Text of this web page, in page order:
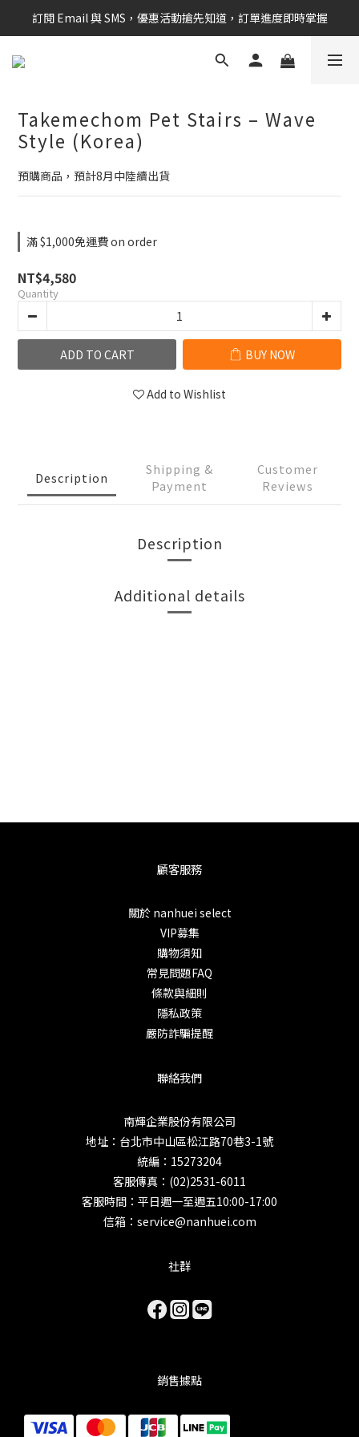
新會員享$100購物金 現在立即加入！
訂閱 Email 與 SMS，優惠活動搶先知道，訂單進度即時掌握
新會員享$100購物金 現在立即加入！
Takemechom Pet Stairs – Wave
Style (Korea)
預購商品，預計8月中陸續出貨
滿 $1,000免運費 on order
NT$4,580
Quantity
ADD TO CART BUY NOW
Add to Wishlist
Description
Shipping &
Payment
Customer
Reviews
Description
Additional details
顧客服務
關於 nanhuei select
VIP募集
購物須知
常見問題FAQ
條款與細則
隱私政策
嚴防詐騙提醒
聯絡我們
南輝企業股份有限公司
地址：台北市中山區松江路70巷3-1號
統編：15273204
客服傳真：(02)2531-6011
客服時間：平日週一至週五10:00-17:00
信箱：service@nanhuei.com
社群
銷售據點